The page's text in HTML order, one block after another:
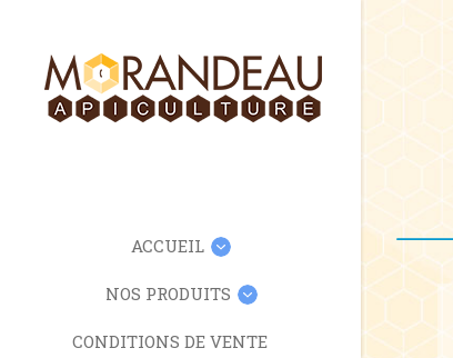
ACCUEIL
NOS PRODUITS
CONDITIONS DE VENTE